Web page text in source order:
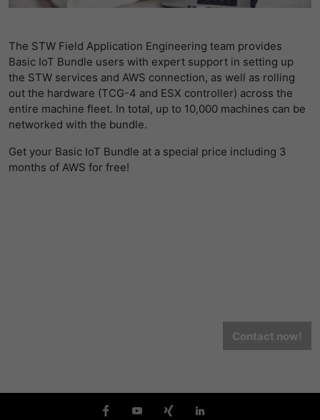
The STW Field Application Engineering team provides
Basic IoT Bundle users with expert support in setting up
the STW services and AWS connection, as well as rolling
out the hardware (TCG-4 and ESX controller) across the
entire machine fleet. In total, up to 10,000 machines can be
networked with the bundle.
Get your Basic IoT Bundle at a special price including 3
months of AWS for free!
Contact now!